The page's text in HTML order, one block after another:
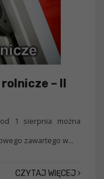
– II
1 sierpnia można
zawartego w...
CZYTAJ WIĘCEJ